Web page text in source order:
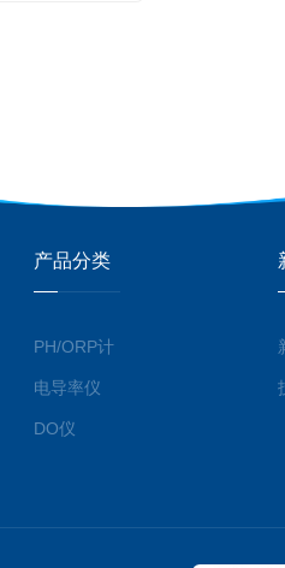
产品分类
PH/ORP计
电导率仪
DO仪